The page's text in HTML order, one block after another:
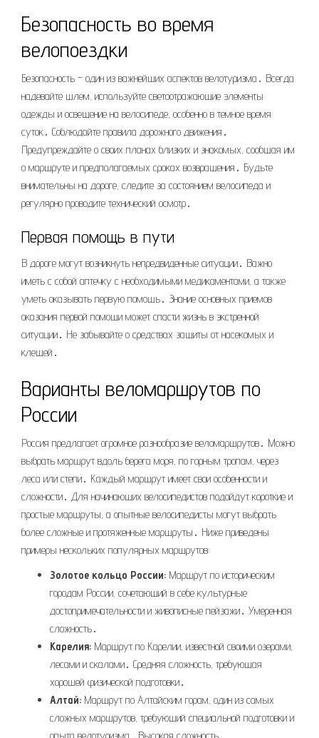
Безопасность во время
велопоездки
Безопасность – один из важнейших аспектов велотуризма․ Всегда
надевайте шлем, используйте светоотражающие элементы
одежды и освещение на велосипеде, особенно в темное время
суток․ Соблюдайте правила дорожного движения․
Предупреждайте о своих планах близких и знакомых, сообщая им
о маршруте и предполагаемых сроках возвращения․ Будьте
внимательны на дороге, следите за состоянием велосипеда и
регулярно проводите технический осмотр․
Первая помощь в пути
В дороге могут возникнуть непредвиденные ситуации․ Важно
иметь с собой аптечку с необходимыми медикаментами, а также
уметь оказывать первую помощь․ Знание основных приемов
оказания первой помощи может спасти жизнь в экстренной
ситуации․ Не забывайте о средствах защиты от насекомых и
клещей․
Варианты веломаршрутов по
России
Россия предлагает огромное разнообразие веломаршрутов․ Можно
выбрать маршрут вдоль берега моря, по горным тропам, через
леса или степи․ Каждый маршрут имеет свои особенности и
сложности․ Для начинающих велосипедистов подойдут короткие и
простые маршруты, а опытные велосипедисты могут выбрать
более сложные и протяженные маршруты․ Ниже приведены
примеры нескольких популярных маршрутов:
Золотое кольцо России: Маршрут по историческим
городам России, сочетающий в себе культурные
достопримечательности и живописные пейзажи․ Умеренная
сложность․
Карелия: Маршрут по Карелии, известной своими озерами,
лесами и скалами․ Средняя сложность, требующая
хорошей физической подготовки․
Алтай: Маршрут по Алтайским горам, один из самых
сложных маршрутов, требующий специальной подготовки и